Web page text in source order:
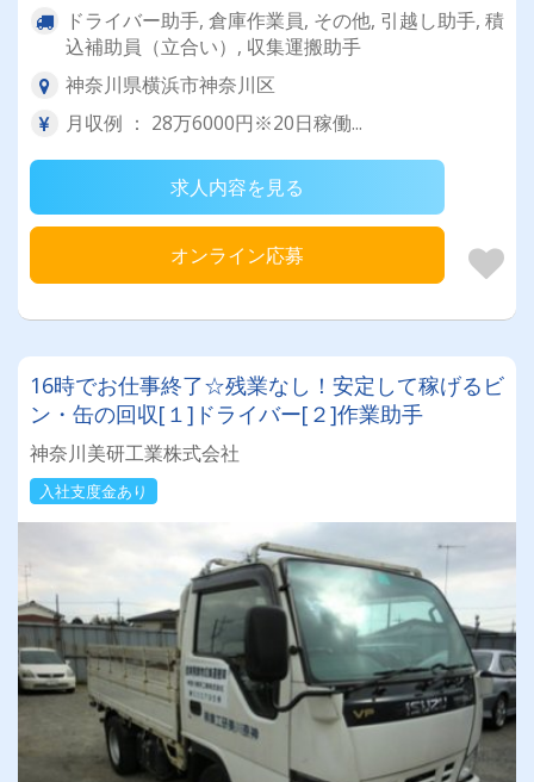
ドライバー助手, 倉庫作業員, その他, 引越し助手, 積
込補助員（立合い）, 収集運搬助手
神奈川県横浜市神奈川区
月収例 ： 28万6000円※20日稼働...
求人内容を見る
オンライン応募
16時でお仕事終了☆残業なし！安定して稼げるビ
ン・缶の回収[１]ドライバー[２]作業助手
神奈川美研工業株式会社
入社支度金あり